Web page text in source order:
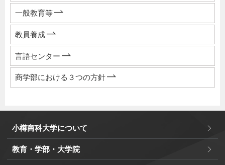
一般教育等
教員養成
言語センター
商学部における３つの方針
小樽商科大学について
教育・学部・大学院